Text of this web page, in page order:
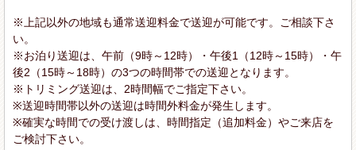
※上記以外の地域も通常送迎料金で送迎が可能です。ご相談下さ
い。
※お泊り送迎は、午前（9時～12時）・午後1（12時～15時）・午
後2（15時～18時）の3つの時間帯での送迎となります。
※トリミング送迎は、2時間幅でご指定下さい。
※送迎時間帯以外の送迎は時間外料金が発生します。
※確実な時間での受け渡しは、時間指定（追加料金）やご来店を
ご検討下さい。